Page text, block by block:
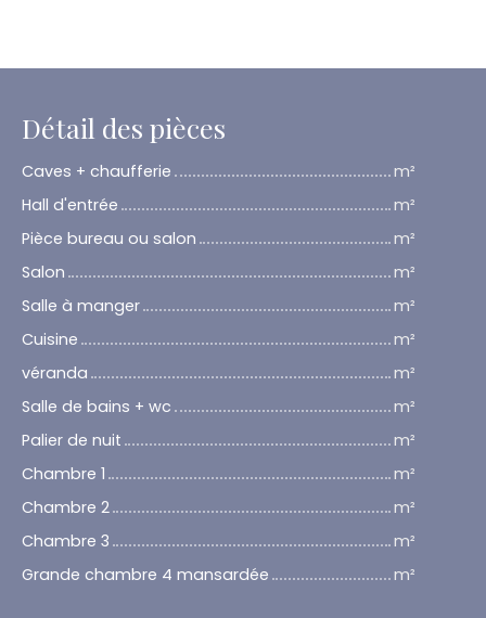
Détail des pièces
Caves + chaufferie
m²
Hall d'entrée
m²
Pièce bureau ou salon
m²
Salon
m²
Salle à manger
m²
Cuisine
m²
véranda
m²
Salle de bains + wc
m²
Palier de nuit
m²
Chambre 1
m²
Chambre 2
m²
Chambre 3
m²
Grande chambre 4 mansardée
m²